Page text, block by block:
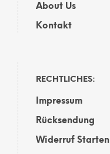
About Us
Kontakt
RECHTLICHES:
Impressum
Rücksendung
Widerruf Starten